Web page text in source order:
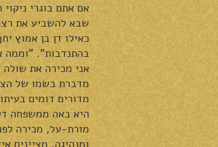
אם אתם בוגרי
שבא להשביע את
כאילו דן בן אמוץ
בהתנדבות". "וממה
אני מכירה את
מדברת בשמו של
מדורים דומים
היא באה ממשפחה
מורת-על, מכירה
ומנהיגה. מציינים